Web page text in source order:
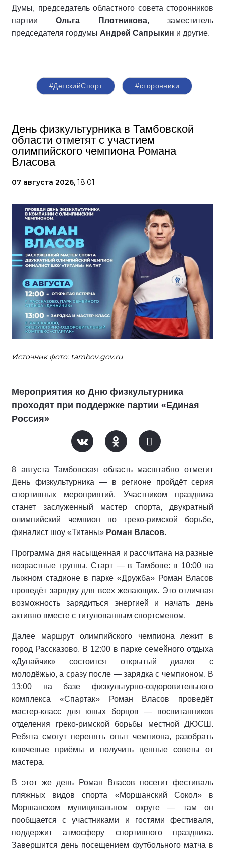
Думы, председатель областного совета сторонников
партииОльга Плотникова, заместитель
председателя гордумы Андрей Сапрыкин и другие.
#ДетскийСпорт #сторонники
День физкультурника в Тамбовской
области отметят с участием
олимпийского чемпиона Романа
Власова
07 августа 2026, 18:01
Источник фото: tambov.gov.ru
Мероприятия ко Дню физкультурника
проходят при поддержке партии «Единая
Россия»
8 августа Тамбовская область масштабно отметит
День физкультурника — в регионе пройдёт серия
спортивных мероприятий. Участником праздника
станет заслуженный мастер спорта, двукратный
олимпийский чемпион по греко‑римской борьбе,
финалист шоу «Титаны» Роман Власов.
Программа дня насыщенная и рассчитана на разные
возрастные группы. Старт — в Тамбове: в 10:00 на
лыжном стадионе в парке «Дружба» Роман Власов
проведёт зарядку для всех желающих. Это отличная
возможность зарядиться энергией и начать день
активно вместе с титулованным спортсменом.
Далее маршрут олимпийского чемпиона лежит в
город Рассказово. В 12:00 в парке семейного отдыха
«Дунайчик» состоится открытый диалог с
молодёжью, а сразу после — зарядка с чемпионом. В
13:00 на базе физкультурно‑оздоровительного
комплекса «Спартак» Роман Власов проведёт
мастер‑класс для юных борцов — воспитанников
отделения греко‑римской борьбы местной ДЮСШ.
Ребята смогут перенять опыт чемпиона, разобрать
ключевые приёмы и получить ценные советы от
мастера.
В этот же день Роман Власов посетит фестиваль
пляжных видов спорта «Моршанский Сокол» в
Моршанском муниципальном округе — там он
пообщается с участниками и гостями фестиваля,
поддержит атмосферу спортивного праздника.
Завершится день посещением футбольного матча в